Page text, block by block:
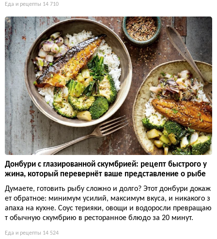
Еда и рецепты 14 710
Донбури с глазированной скумбрией: рецепт быстрого у
жина, который перевернёт ваше представление о рыбе
Думаете, готовить рыбу сложно и долго? Этот донбури докаж
ет обратное: минимум усилий, максимум вкуса, и никакого з
апаха на кухне. Соус терияки, овощи и водоросли превращаю
т обычную скумбрию в ресторанное блюдо за 20 минут.
Еда и рецепты 14 524